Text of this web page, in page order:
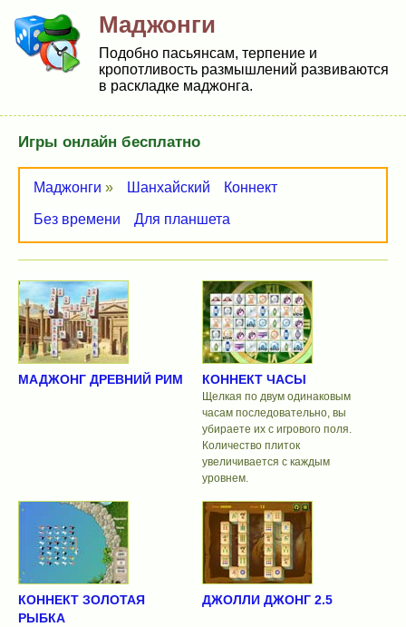
Маджонги
Подобно пасьянсам, терпение и
кропотливость размышлений развиваются
в раскладке маджонга.
Игры онлайн бесплатно
Маджонги » Шанхайский Коннект
Без времени Для планшета
МАДЖОНГ ДРЕВНИЙ РИМ КОННЕКТ ЧАСЫ
Щелкая по двум одинаковым
часам последовательно, вы
убираете их с игрового поля.
Количество плиток
увеличивается с каждым
уровнем.
КОННЕКТ ЗОЛОТАЯ
РЫБКА
ДЖОЛЛИ ДЖОНГ 2.5